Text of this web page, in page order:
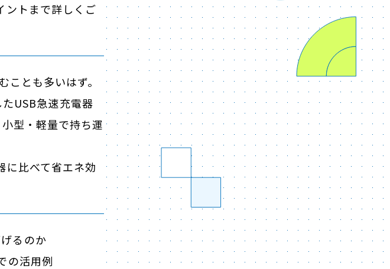
ントまで詳しくご
とも多いはず。
USB急速充電器
型・軽量で持ち運
に比べて省エネ効
るのか
の活用例